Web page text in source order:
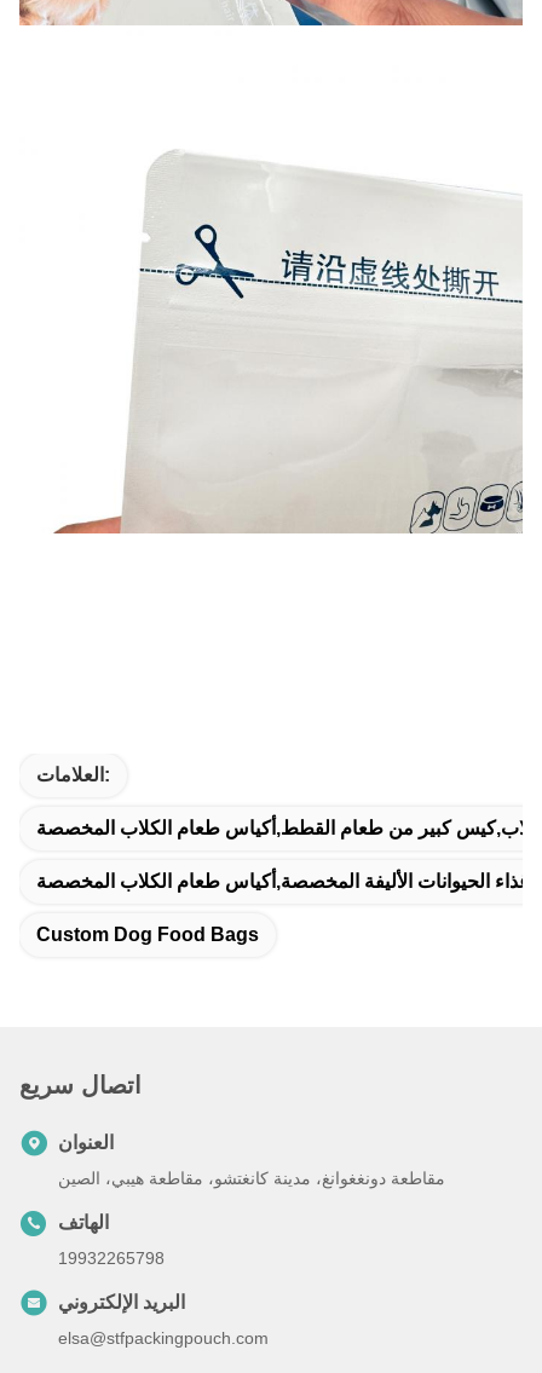
العلامات:
كبير من طعام القطط,أكياس طعام الكلاب المخصصة
غذاء الحيوانات الأليفة المخصصة,أكياس طعام الكلاب المخصصة
Custom Dog Food Bags
اتصال سريع
العنوان
مقاطعة دونغغوانغ، مدينة كانغتشو، مقاطعة هيبي، الصين
الهاتف
19932265798
البريد الإلكتروني
elsa@stfpackingpouch.com